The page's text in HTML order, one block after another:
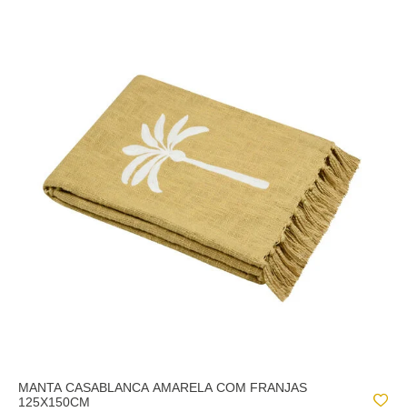
MANTA CASABLANCA AMARELA COM FRANJAS
125X150CM